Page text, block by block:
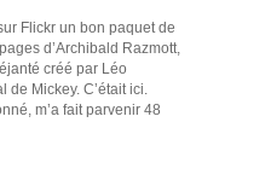
Flickr un bon paquet de
d’Archibald Razmott,
créé par Léo
de Mickey. C’était ici.
m’a fait parvenir 48